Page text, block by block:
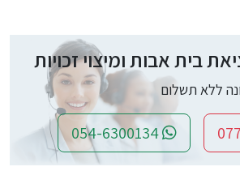
בית אבות ומיצוי זכויות
ללא תשלום